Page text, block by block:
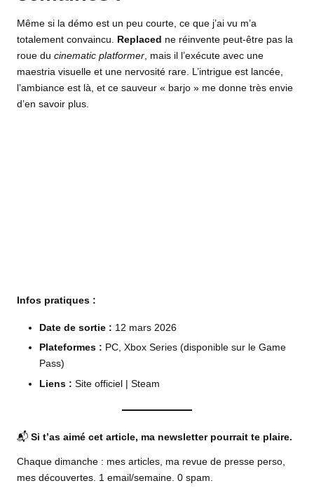
Même si la démo est un peu courte, ce que j’ai vu m’a
totalement convaincu. Replaced ne réinvente peut-être pas la
roue du cinematic platformer, mais il l’exécute avec une
maestria visuelle et une nervosité rare. L’intrigue est lancée,
l’ambiance est là, et ce sauveur « barjo » me donne très envie
d’en savoir plus.
Infos pratiques :
Date de sortie : 12 mars 2026
Plateformes : PC, Xbox Series (disponible sur le Game
Pass)
Liens : Site officiel | Steam
📬 Si t’as aimé cet article, ma newsletter pourrait te plaire.
Chaque dimanche : mes articles, ma revue de presse perso,
mes découvertes. 1 email/semaine. 0 spam.